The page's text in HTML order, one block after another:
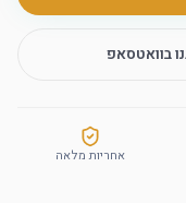
בוואטסאפ
אחריות מלאה